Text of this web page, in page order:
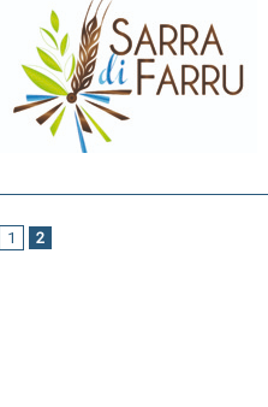
1 2